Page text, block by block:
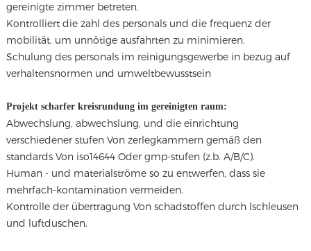
gereinigte zimmer betreten.
Kontrolliert die zahl des personals und die frequenz der
mobilität, um unnötige ausfahrten zu minimieren.
Schulung des personals im reinigungsgewerbe in bezug auf
verhaltensnormen und umweltbewusstsein
Projekt scharfer kreisrundung im gereinigten raum:
Abwechslung, abwechslung, und die einrichtung
verschiedener stufen Von zerlegkammern gemäß den
standards Von iso14644 Oder gmp-stufen (z.b. A/B/C).
Human - und materialströme so zu entwerfen, dass sie
mehrfach-kontamination vermeiden.
Kontrolle der übertragung Von schadstoffen durch lschleusen
und luftduschen.